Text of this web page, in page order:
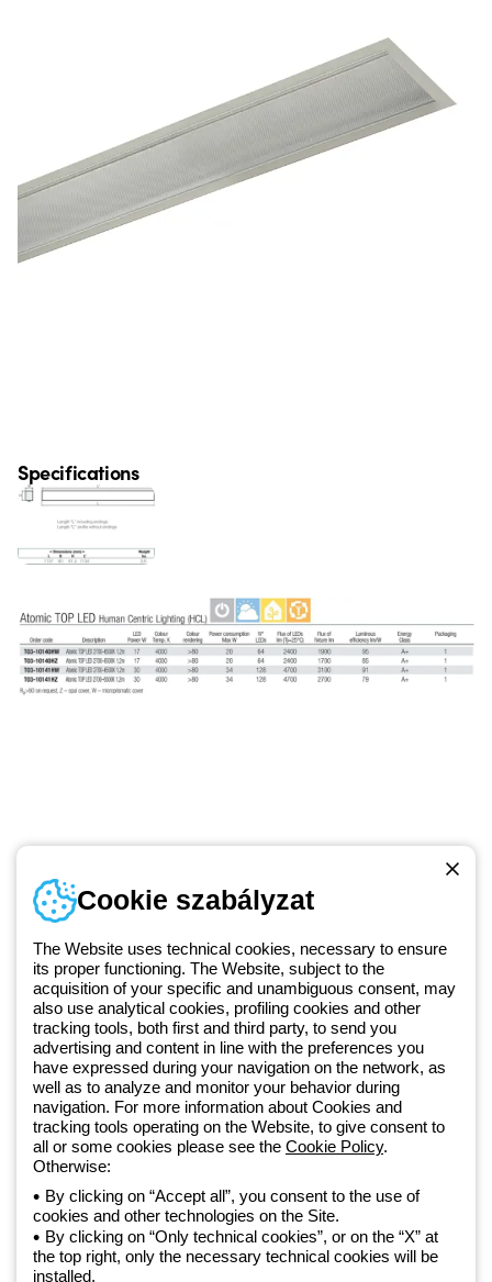
Specifications
Since 2025, Beghelli has been part of the GEWISS Group, within the
GEWISS LightZone ecosystem, where we develop integrated
lighting solutions that transform complexity into simplicity, supporting
professionals and end users in meeting their needs. Discover more
about GEWISS
Telefonszám
Hétfőtől-péntekig: 8.00-16.30
1 951 3194
Adatvédelmi szabályzat
Cookie szabályzat
Általános szerződési feltételek
Cookie szabályzat
The Website uses technical cookies, necessary to ensure
its proper functioning. The Website, subject to the
acquisition of your specific and unambiguous consent, may
also use analytical cookies, profiling cookies and other
tracking tools, both first and third party, to send you
advertising and content in line with the preferences you
have expressed during your navigation on the network, as
well as to analyze and monitor your behavior during
navigation. For more information about Cookies and
tracking tools operating on the Website, to give consent to
all or some cookies please see the Cookie Policy.
Otherwise:
By clicking on “Accept all”, you consent to the use of
cookies and other technologies on the Site.
By clicking on “Only technical cookies”, or on the “X” at
the top right, only the necessary technical cookies will be
installed.